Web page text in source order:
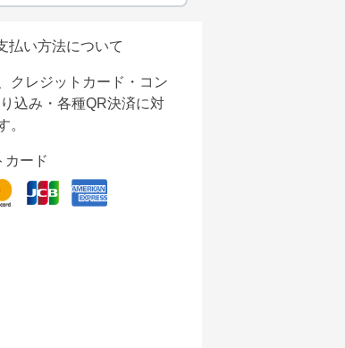
払い方法について
クレジットカード・コン
込み・各種QR決済に対
。
カード